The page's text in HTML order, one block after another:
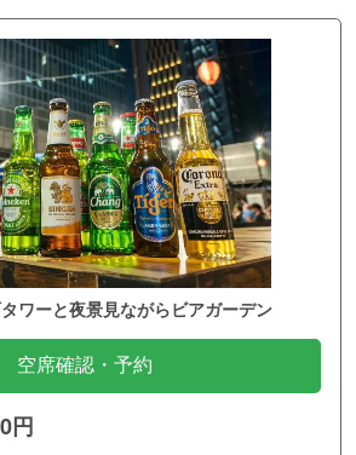
ワーと夜景見ながらビアガーデン
空席確認・予約
円